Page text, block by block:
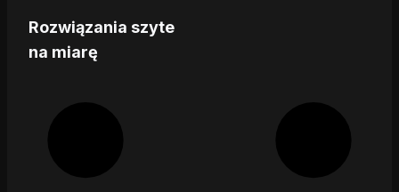
Rozwiązania szyte
na miarę